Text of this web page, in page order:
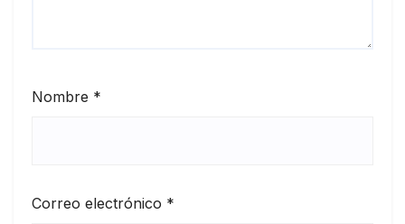
Nombre *
Correo electrónico *